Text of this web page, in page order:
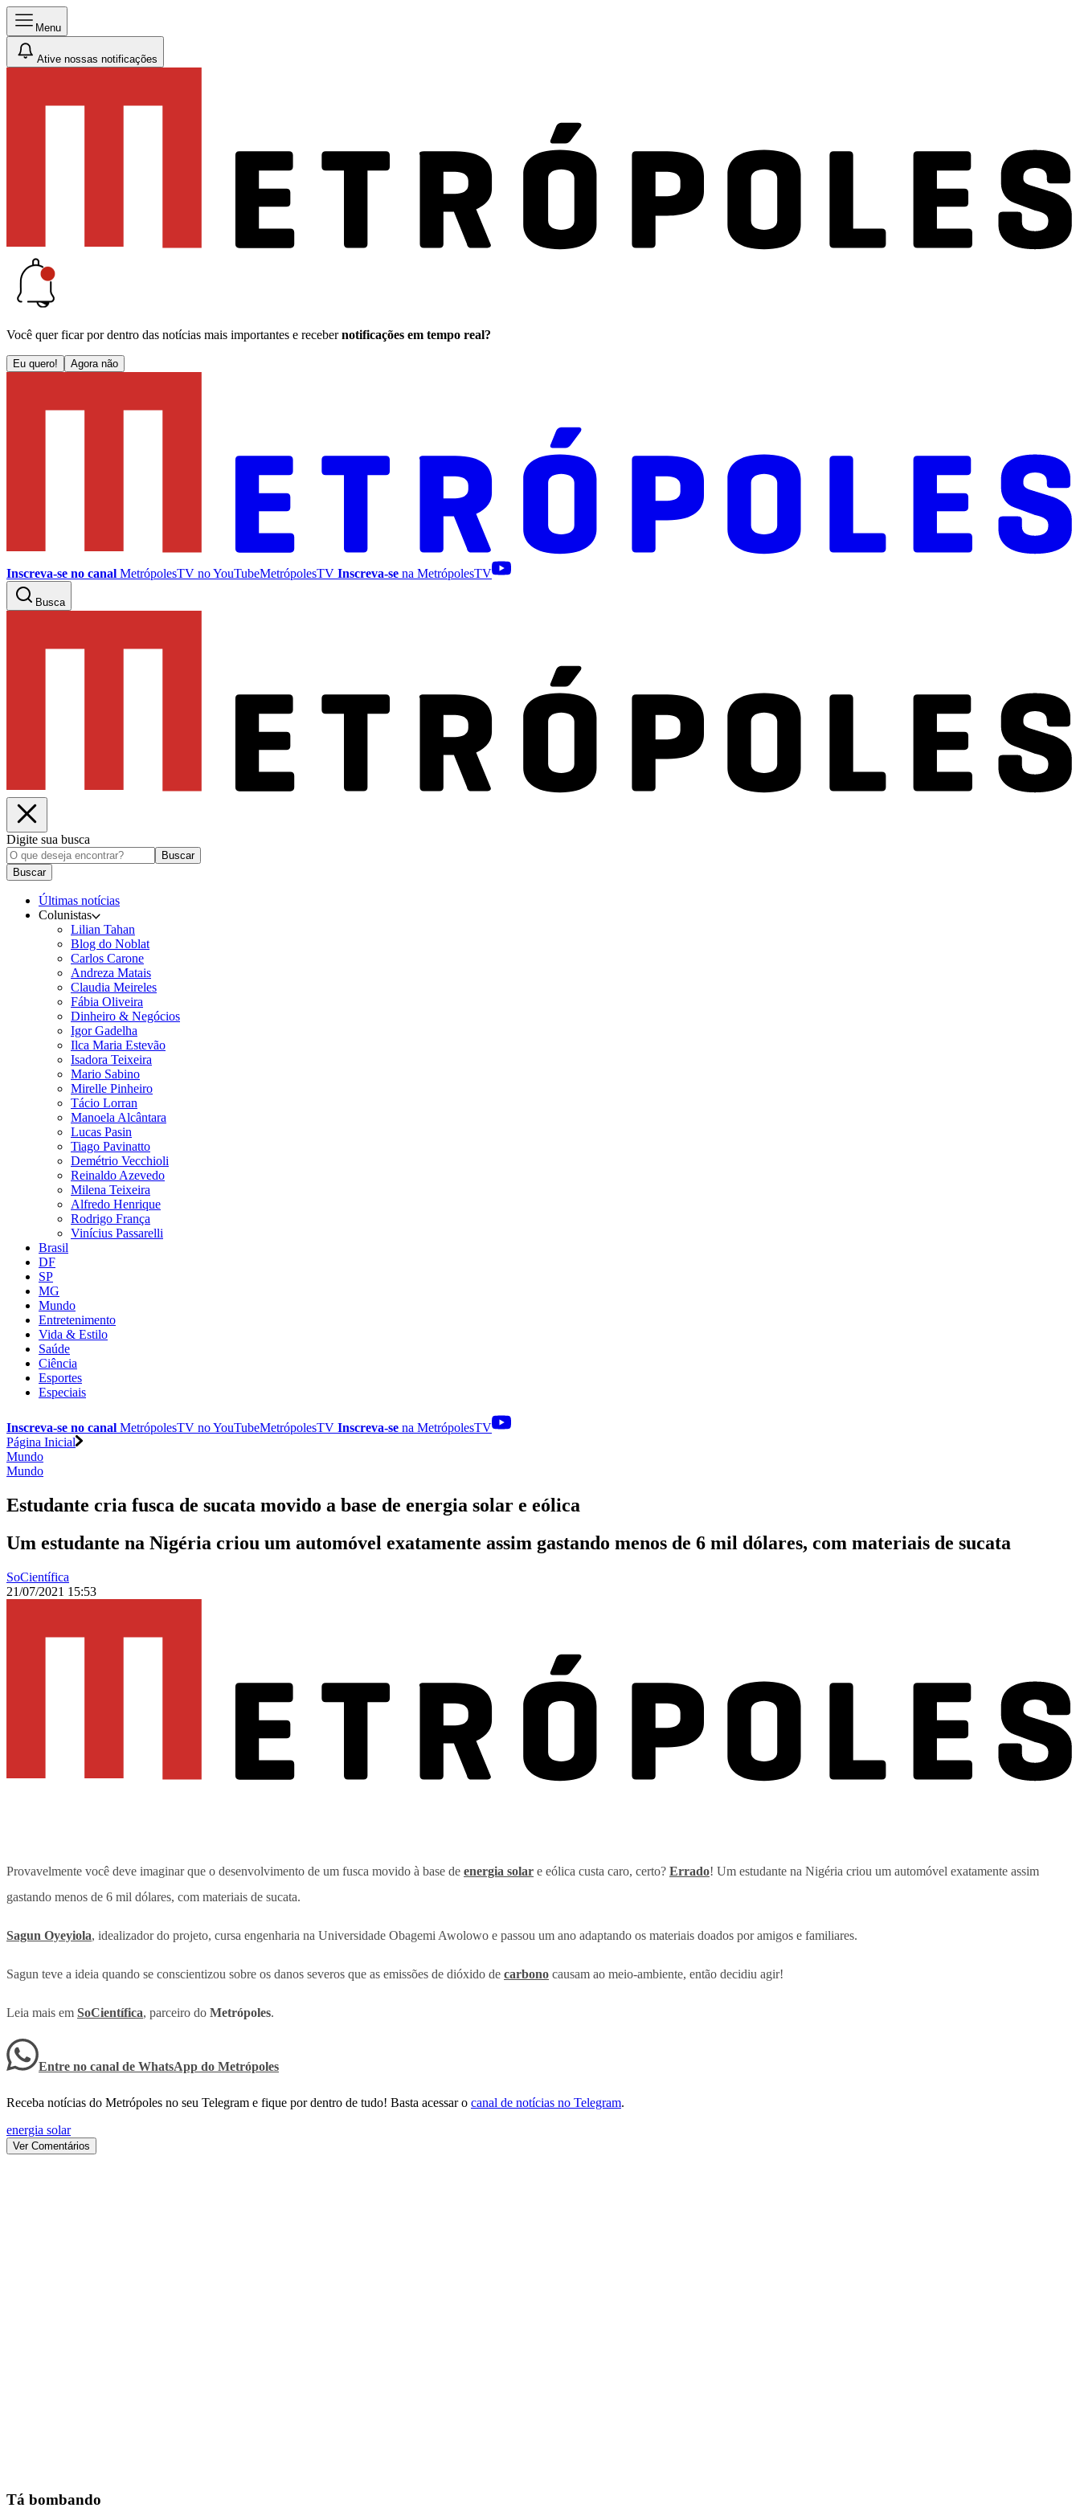
Menu
Ative nossas notificações
Você quer ficar por dentro das notícias mais importantes e receber notificações em tempo real?
Eu quero! Agora não
Inscreva-se no canal MetrópolesTV noYouTubeMetrópolesTV Inscreva-se na MetrópolesTV
Busca
Digite sua busca
Buscar
Buscar
Últimas notícias
Colunistas
Lilian Tahan
Blog do Noblat
Carlos Carone
Andreza Matais
Claudia Meireles
Fábia Oliveira
Dinheiro & Negócios
Igor Gadelha
Ilca Maria Estevão
Isadora Teixeira
Mario Sabino
Mirelle Pinheiro
Tácio Lorran
Manoela Alcântara
Lucas Pasin
Tiago Pavinatto
Demétrio Vecchioli
Reinaldo Azevedo
Milena Teixeira
Alfredo Henrique
Rodrigo França
Vinícius Passarelli
Brasil
DF
SP
MG
Mundo
Entretenimento
Vida & Estilo
Saúde
Ciência
Esportes
Especiais
Inscreva-se no canal MetrópolesTV noYouTubeMetrópolesTV Inscreva-se na MetrópolesTV
Página Inicial
Mundo
Mundo
Estudante cria fusca de sucata movido a base de energia solar e eólica
Um estudante na Nigéria criou um automóvel exatamente assim gastando menos de 6 mil dólares, com materiais de sucata
SoCientífica
21/07/2021 15:53
Provavelmente você deve imaginar que o desenvolvimento de um fusca movido à base de energia solar e eólica custa caro, certo? Errado! Um estudante na Nigéria criou um automóvel exatamente assim
gastando menos de 6 mil dólares, com materiais de sucata.
Sagun Oyeyiola, idealizador do projeto, cursa engenharia na Universidade Obagemi Awolowo e passou um ano adaptando os materiais doados por amigos e familiares.
Sagun teve a ideia quando se conscientizou sobre os danos severos que as emissões de dióxido de carbono causam ao meio-ambiente, então decidiu agir!
Leia mais em SoCientífica, parceiro do Metrópoles.
Entre no canal de WhatsApp do Metrópoles
Receba notícias do Metrópoles no seu Telegram e fique por dentro de tudo! Basta acessar o canal de notícias no Telegram.
energia solar
Ver Comentários
Tá bombando